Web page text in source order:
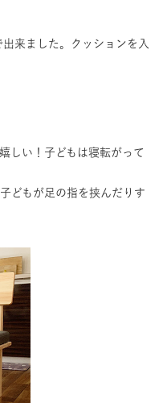
来ました。クッションを入
しい！子どもは寝転がって
どもが足の指を挟んだりす